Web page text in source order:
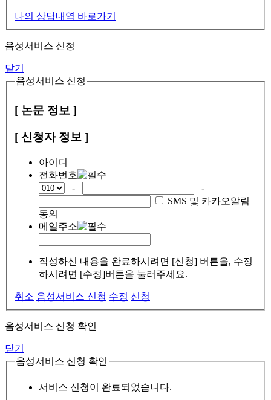
나의 상담내역 바로가기
음성서비스 신청
닫기
음성서비스 신청
[ 논문 정보 ]
[ 신청자 정보 ]
아이디
전화번호
-
-
SMS 및 카카오알림
동의
메일주소
작성하신 내용을 완료하시려면 [신청] 버튼을, 수정
하시려면 [수정]버튼을 눌러주세요.
취소 음성서비스 신청 수정 신청
음성서비스 신청 확인
닫기
음성서비스 신청 확인
서비스 신청이 완료되었습니다.